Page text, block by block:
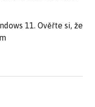
11. Ověřte si, že